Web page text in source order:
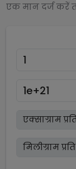
एक मान दर्ज करें